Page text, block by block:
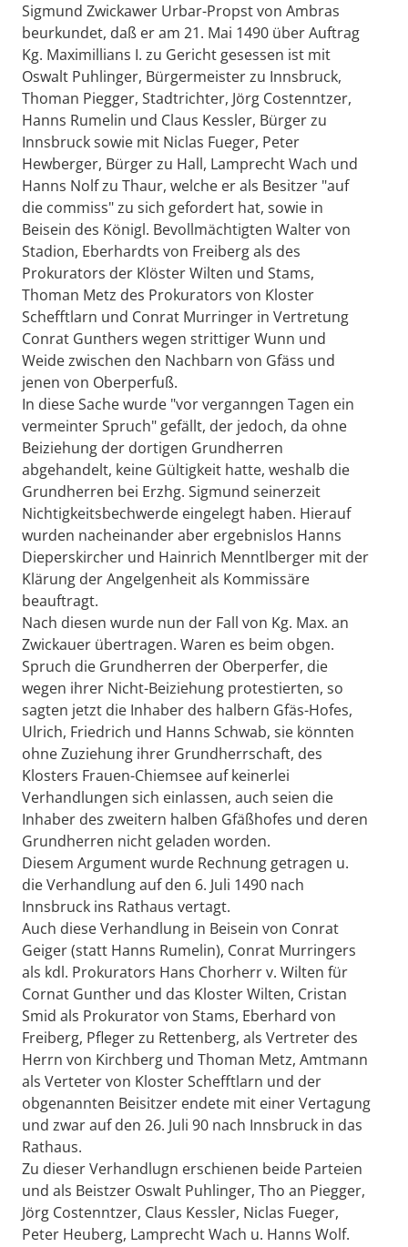
Sigmund Zwickawer Urbar-Propst von Ambras
beurkundet, daß er am 21. Mai 1490 über Auftrag
Kg. Maximillians I. zu Gericht gesessen ist mit
Oswalt Puhlinger, Bürgermeister zu Innsbruck,
Thoman Piegger, Stadtrichter, Jörg Costenntzer,
Hanns Rumelin und Claus Kessler, Bürger zu
Innsbruck sowie mit Niclas Fueger, Peter
Hewberger, Bürger zu Hall, Lamprecht Wach und
Hanns Nolf zu Thaur, welche er als Besitzer "auf
die commiss" zu sich gefordert hat, sowie in
Beisein des Königl. Bevollmächtigten Walter von
Stadion, Eberhardts von Freiberg als des
Prokurators der Klöster Wilten und Stams,
Thoman Metz des Prokurators von Kloster
Schefftlarn und Conrat Murringer in Vertretung
Conrat Gunthers wegen strittiger Wunn und
Weide zwischen den Nachbarn von Gfäss und
jenen von Oberperfuß.
In diese Sache wurde "vor verganngen Tagen ein
vermeinter Spruch" gefällt, der jedoch, da ohne
Beiziehung der dortigen Grundherren
abgehandelt, keine Gültigkeit hatte, weshalb die
Grundherren bei Erzhg. Sigmund seinerzeit
Nichtigkeitsbechwerde eingelegt haben. Hierauf
wurden nacheinander aber ergebnislos Hanns
Dieperskircher und Hainrich Menntlberger mit der
Klärung der Angelgenheit als Kommissäre
beauftragt.
Nach diesen wurde nun der Fall von Kg. Max. an
Zwickauer übertragen. Waren es beim obgen.
Spruch die Grundherren der Oberperfer, die
wegen ihrer Nicht-Beiziehung protestierten, so
sagten jetzt die Inhaber des halbern Gfäs-Hofes,
Ulrich, Friedrich und Hanns Schwab, sie könnten
ohne Zuziehung ihrer Grundherrschaft, des
Klosters Frauen-Chiemsee auf keinerlei
Verhandlungen sich einlassen, auch seien die
Inhaber des zweitern halben Gfäßhofes und deren
Grundherren nicht geladen worden.
Diesem Argument wurde Rechnung getragen u.
die Verhandlung auf den 6. Juli 1490 nach
Innsbruck ins Rathaus vertagt.
Auch diese Verhandlung in Beisein von Conrat
Geiger (statt Hanns Rumelin), Conrat Murringers
als kdl. Prokurators Hans Chorherr v. Wilten für
Cornat Gunther und das Kloster Wilten, Cristan
Smid als Prokurator von Stams, Eberhard von
Freiberg, Pfleger zu Rettenberg, als Vertreter des
Herrn von Kirchberg und Thoman Metz, Amtmann
als Verteter von Kloster Schefftlarn und der
obgenannten Beisitzer endete mit einer Vertagung
und zwar auf den 26. Juli 90 nach Innsbruck in das
Rathaus.
Zu dieser Verhandlugn erschienen beide Parteien
und als Beistzer Oswalt Puhlinger, Tho an Piegger,
Jörg Costenntzer, Claus Kessler, Niclas Fueger,
Peter Heuberg, Lamprecht Wach u. Hanns Wolf.